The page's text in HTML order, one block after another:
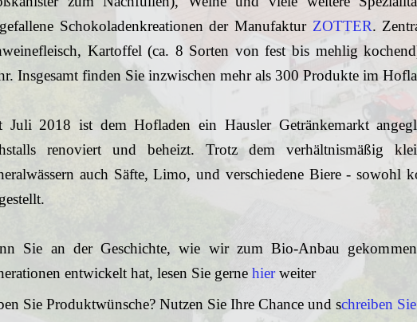
Schokoladenkreationen der Manufaktur ZOTTER.
Kartoffel (ca. 8 Sorten von fest bis mehlig
Insgesamt finden Sie inzwischen mehr als 300 Produkte im
Juli 2018 ist dem Hofladen ein Hausler Getränkemarkt
renoviert und beheizt. Trotz dem verhältnismäßig
auch Säfte, Limo, und verschiedene Biere - sowohl
Sie an der Geschichte, wie wir zum Bio-Anbau
entwickelt hat, lesen Sie gerne hierweiter
Sie Produktwünsche? Nutzen Sie Ihre Chance und schreiben